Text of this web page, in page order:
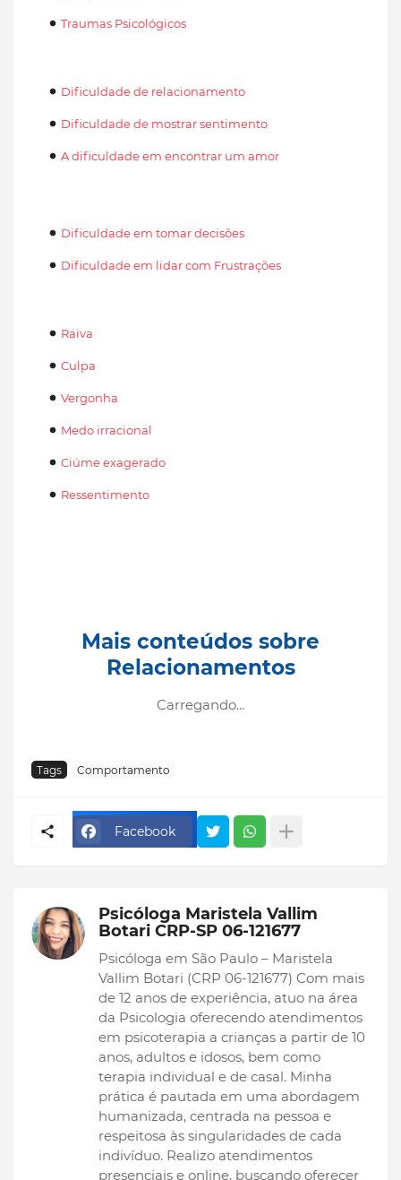
Traumas Psicológicos
Dificuldade de relacionamento
Dificuldade de mostrar sentimento
A dificuldade em encontrar um amor
Dificuldade em tomar decisões
Dificuldade em lidar com Frustrações
Raiva
Culpa
Vergonha
Medo irracional
Ciúme exagerado
Ressentimento
Mais conteúdos sobre
Relacionamentos
Carregando...
Tags Comportamento
Facebook
Psicóloga Maristela Vallim
Botari CRP-SP 06-121677
Psicóloga em São Paulo – Maristela
Vallim Botari (CRP 06-121677) Com mais
de 12 anos de experiência, atuo na área
da Psicologia oferecendo atendimentos
em psicoterapia a crianças a partir de 10
anos, adultos e idosos, bem como
terapia individual e de casal. Minha
prática é pautada em uma abordagem
humanizada, centrada na pessoa e
respeitosa às singularidades de cada
indivíduo. Realizo atendimentos
presenciais e online, buscando oferecer